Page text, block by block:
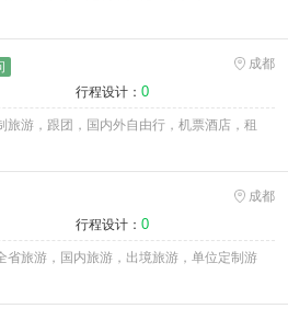
成都
行程设计： 0
旅游，跟团，国内外自由行，机票酒店，租
成都
行程设计： 0
省旅游，国内旅游，出境旅游，单位定制游